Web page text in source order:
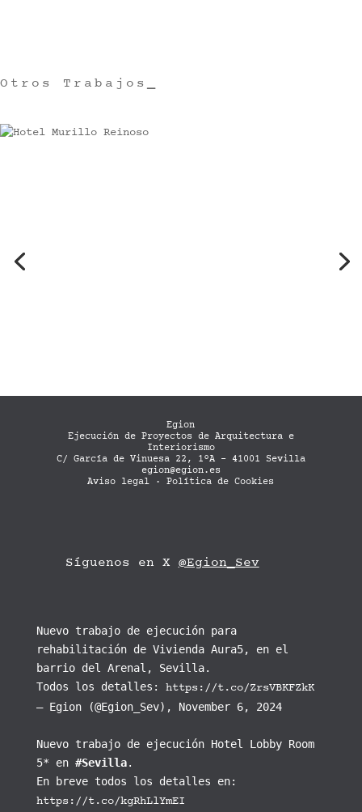
Otros Trabajos
Egion
Ejecución de Proyectos de Arquitectura e
Interiorismo
C/ García de Vinuesa 22, 1ºA - 41001 Sevilla
egion@egion.es
Aviso legal ·Política de Cookies
Síguenos en X @Egion_Sev
Nuevo trabajo de ejecución para
rehabilitación de Vivienda Aura5, en el
barrio del Arenal, Sevilla.
Todos los detalles: https://t.co/ZrsVBKFZkK
— Egion (@Egion_Sev), November 6, 2024
Nuevo trabajo de ejecución Hotel Lobby Room
5* en #Sevilla.
En breve todos los detalles en:
https://t.co/kgRhLlYmEI